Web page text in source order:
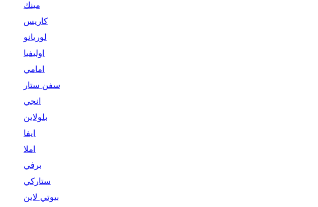
مينك
كاريس
لوريانو
اوليفيا
امامي
سفن ستار
انجي
بلولاين
ايفا
املا
برفي
ستاركي
بيوتي لاين